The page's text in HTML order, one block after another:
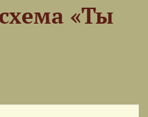
«Ты